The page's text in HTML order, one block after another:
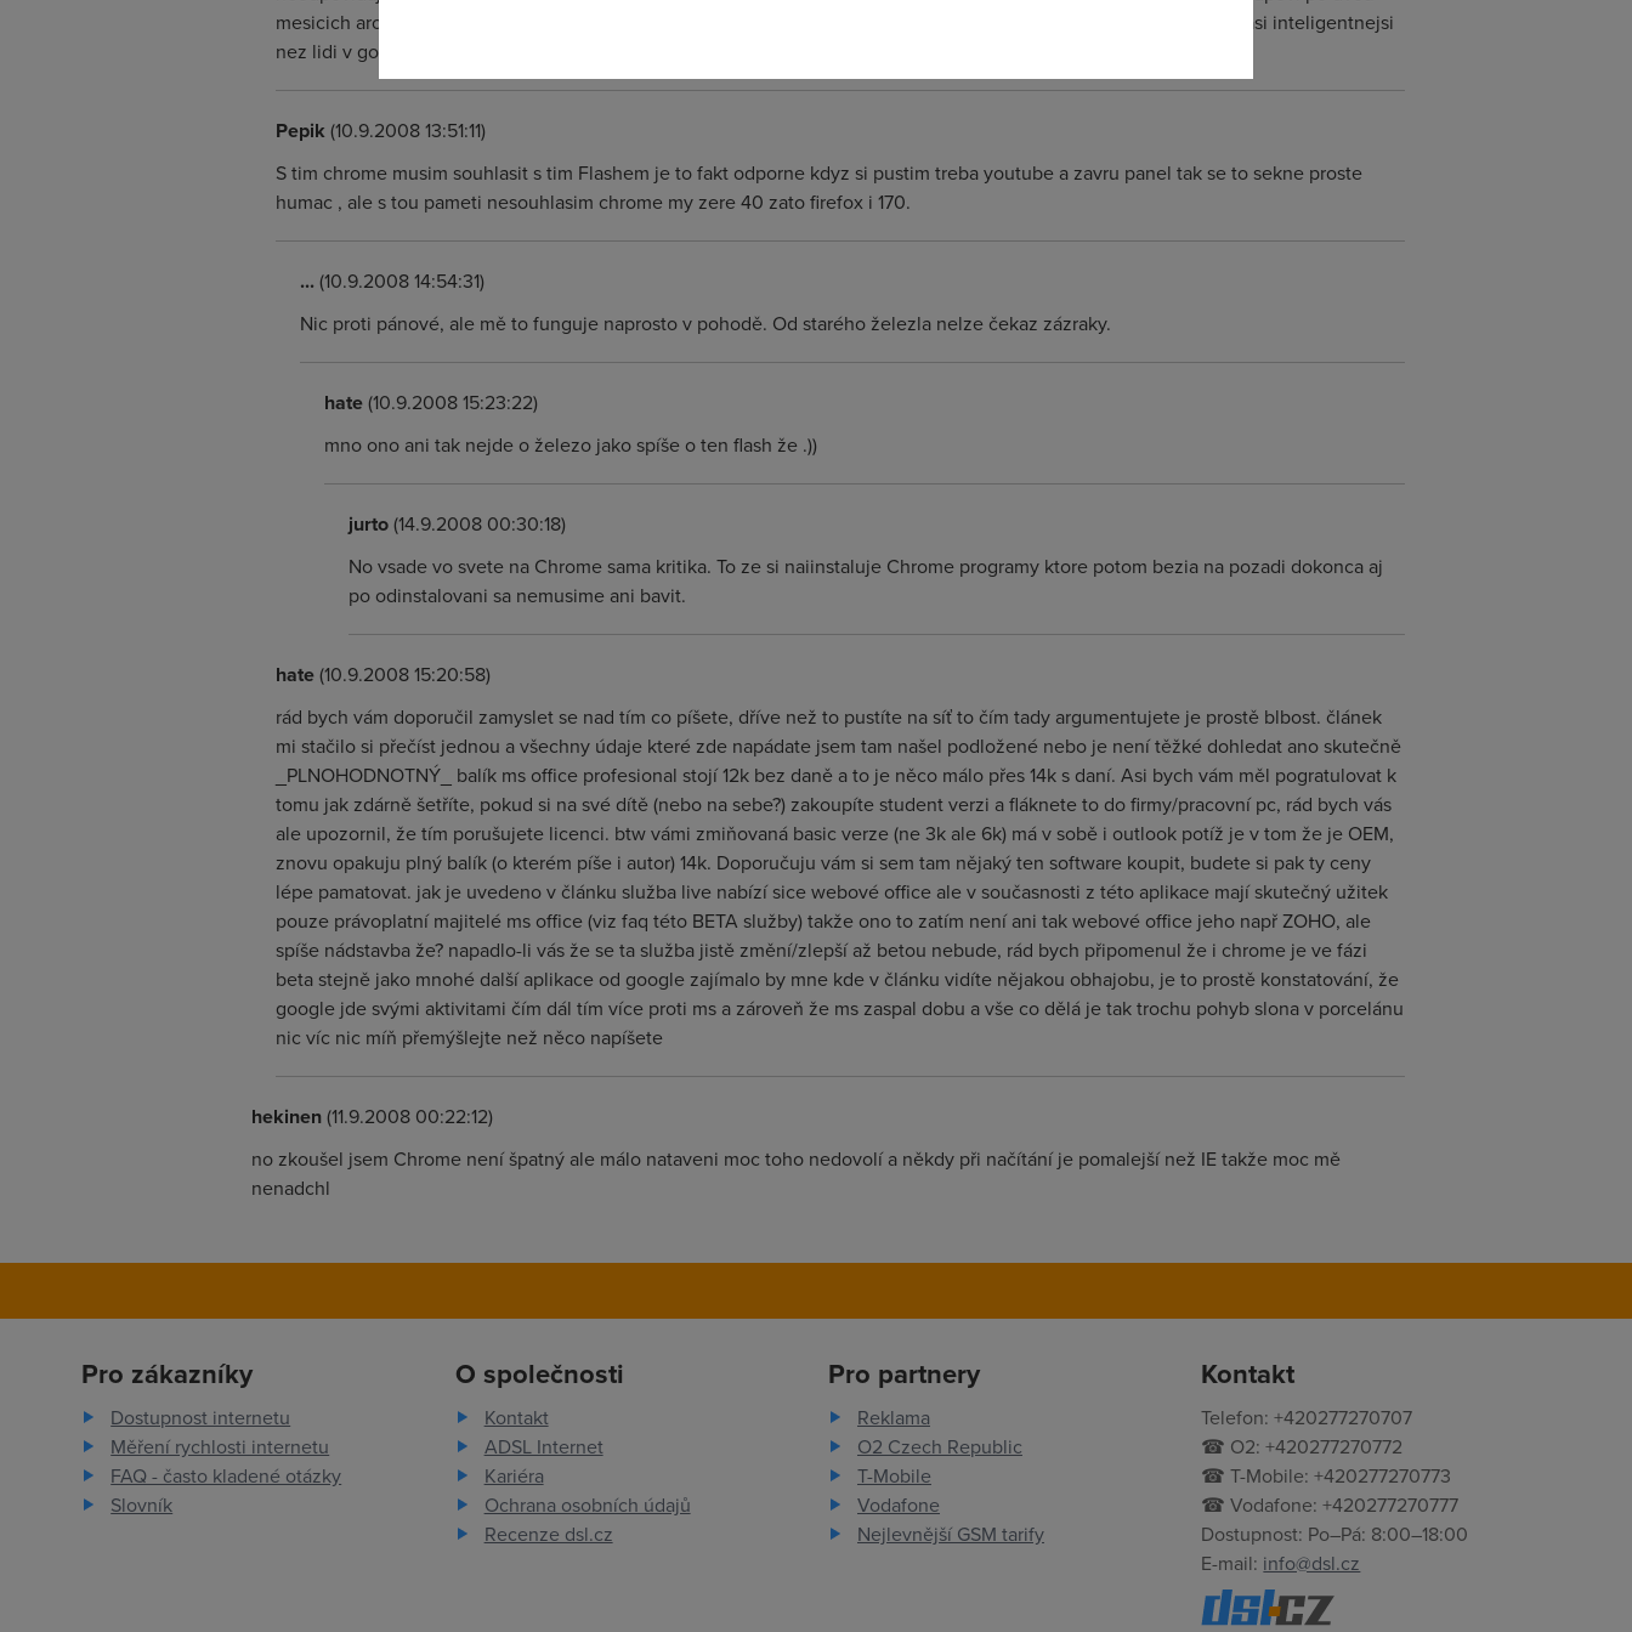
mesicich arogantnim zpusobem a reknou jeste mene nez jste vycetl z fakturacnich udaju. Hold software google je asi inteligentnejsi
nez lidi v google pracujici (alespon na supportu).
Pepik (10.9.2008 13:51:11)
S tim chrome musim souhlasit s tim Flashem je to fakt odporne kdyz si pustim treba youtube a zavru panel tak se to sekne proste
humac , ale s tou pameti nesouhlasim chrome my zere 40 zato firefox i 170.
... (10.9.2008 14:54:31)
Nic proti pánové, ale mě to funguje naprosto v pohodě. Od starého železla nelze čekaz zázraky.
hate(10.9.2008 15:23:22)
mno ono ani tak nejde o železo jako spíše o ten flash že .))
jurto(14.9.2008 00:30:18)
No vsade vo svete na Chrome sama kritika. To ze si naiinstaluje Chrome programy ktore potom bezia na pozadi dokonca aj
po odinstalovani sa nemusime ani bavit.
hate(10.9.2008 15:20:58)
rád bych vám doporučil zamyslet se nad tím co píšete, dříve než to pustíte na síť to čím tady argumentujete je prostě blbost. článek
mi stačilo si přečíst jednou a všechny údaje které zde napádate jsem tam našel podložené nebo je není těžké dohledat ano skutečně
_PLNOHODNOTNÝ_ balík ms office profesional stojí 12k bez daně a to je něco málo přes 14k s daní. Asi bych vám měl pogratulovat k
tomu jak zdárně šetříte, pokud si na své dítě (nebo na sebe?) zakoupíte student verzi a fláknete to do firmy/pracovní pc, rád bych vás
ale upozornil, že tím porušujete licenci. btw vámi zmiňovaná basic verze (ne 3k ale 6k) má v sobě i outlook potíž je v tom že je OEM,
znovu opakuju plný balík (o kterém píše i autor) 14k. Doporučuju vám si sem tam nějaký ten software koupit, budete si pak ty ceny
lépe pamatovat. jak je uvedeno v článku služba live nabízí sice webové office ale v současnosti z této aplikace mají skutečný užitek
pouze právoplatní majitelé ms office (viz faq této BETA služby) takže ono to zatím není ani tak webové office jeho např ZOHO, ale
spíše nádstavba že? napadlo-li vás že se ta služba jistě změní/zlepší až betou nebude, rád bych připomenul že i chrome je ve fázi
beta stejně jako mnohé další aplikace od google zajímalo by mne kde v článku vidíte nějakou obhajobu, je to prostě konstatování, že
google jde svými aktivitami čím dál tím více proti ms a zároveň že ms zaspal dobu a vše co dělá je tak trochu pohyb slona v porcelánu
nic víc nic míň přemýšlejte než něco napíšete
hekinen(11.9.2008 00:22:12)
no zkoušel jsem Chrome není špatný ale málo nataveni moc toho nedovolí a někdy při načítání je pomalejší než IE takže moc mě
nenadchl
Pro zákazníky
Dostupnost internetu
Měření rychlosti internetu
FAQ - často kladené otázky
Slovník
O společnosti
Kontakt
ADSL Internet
Kariéra
Ochrana osobních údajů
Recenze dsl.cz
Pro partnery
Reklama
O2 Czech Republic
T-Mobile
Vodafone
Nejlevnější GSM tarify
Kontakt
Telefon: +420277270707
☎ O2: +420277270772
☎ T-Mobile: +420277270773
☎ Vodafone: +420277270777
Dostupnost: Po–Pá: 8:00–18:00
E-mail: info@dsl.cz